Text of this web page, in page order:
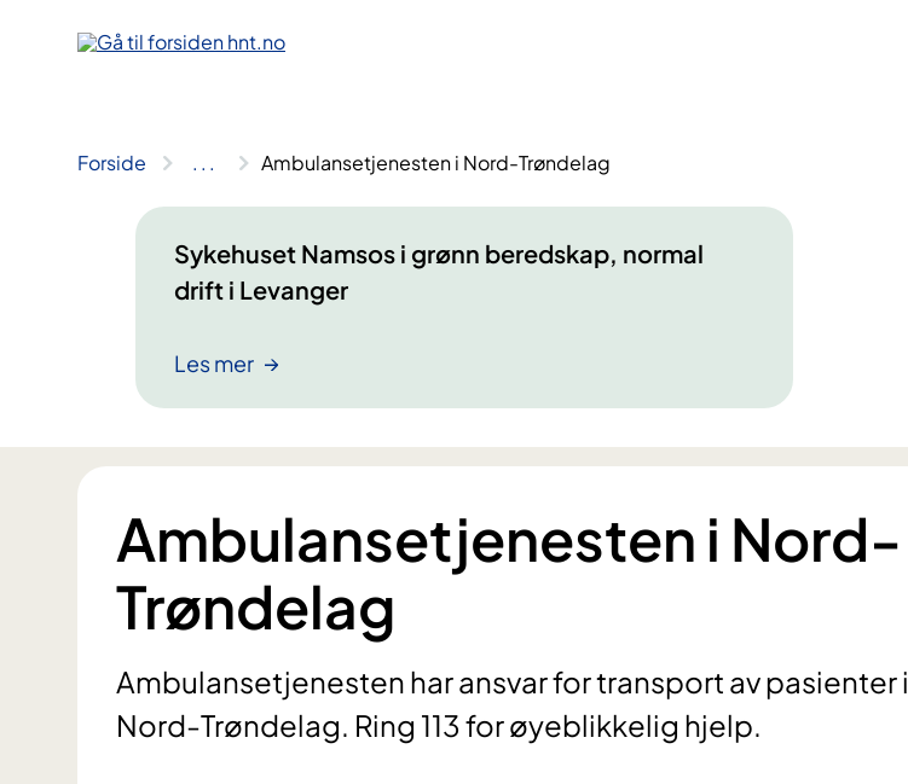
Forside .. . Ambulansetjenesten i Nord-Trøndelag
Sykehuset Namsos i grønn beredskap, normal
drift i Levanger
Les mer
Ambulansetjenesten i Nord-
Trøndelag
Ambulansetjenesten har ansvar for transport av pasienter i
Nord-Trøndelag. Ring 113 for øyeblikkelig hjelp.